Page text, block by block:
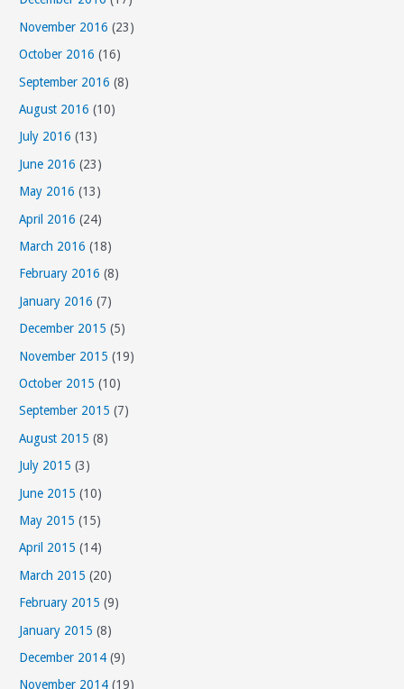
November 2016 (23)
October 2016 (16)
September 2016 (8)
August 2016 (10)
July 2016 (13)
June 2016 (23)
May 2016 (13)
April 2016 (24)
March 2016 (18)
February 2016 (8)
January 2016 (7)
December 2015 (5)
November 2015 (19)
October 2015 (10)
September 2015 (7)
August 2015 (8)
July 2015 (3)
June 2015 (10)
May 2015 (15)
April 2015 (14)
March 2015 (20)
February 2015 (9)
January 2015 (8)
December 2014 (9)
November 2014 (19)